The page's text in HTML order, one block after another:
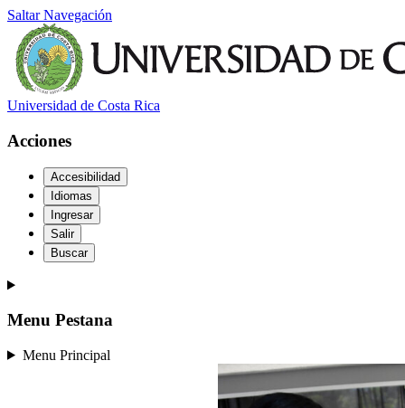
Saltar Navegación
Universidad de Costa Rica
Acciones
Accesibilidad
Idiomas
Ingresar
Salir
Buscar
Menu Pestana
Menu Principal